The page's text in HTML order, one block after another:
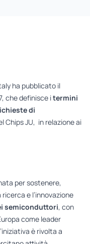
ha pubblicato il
che definisce itermini
di
Chips JU, in relazione ai
per sostenere,
e l’innovazione
semiconduttori, con
come leader
è rivolta a